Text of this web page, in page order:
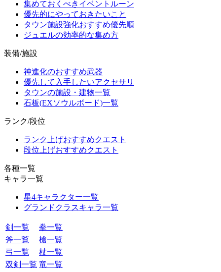
集めておくべきイベントルーン
優先的にやっておきたいこと
タウン施設強化おすすめ優先順
ジュエルの効率的な集め方
装備/施設
神進化のおすすめ武器
優先して入手したいアクセサリ
タウンの施設・建物一覧
石板(EXソウルボード)一覧
ランク/段位
ランク上げおすすめクエスト
段位上げおすすめクエスト
各種一覧
キャラ一覧
星4キャラクター一覧
グランドクラスキャラ一覧
剣一覧
拳一覧
斧一覧
槍一覧
弓一覧
杖一覧
双剣一覧 竜一覧